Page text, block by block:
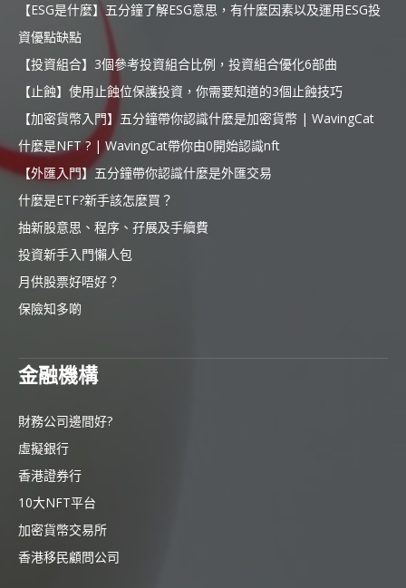
【ESG是什麼】五分鐘了解ESG意思，有什麼因素以及運用ESG投
資優點缺點
【投資組合】3個參考投資組合比例，投資組合優化6部曲
【止蝕】使用止蝕位保護投資，你需要知道的3個止蝕技巧
【加密貨幣入門】五分鐘帶你認識什麼是加密貨幣 | WavingCat
什麼是NFT ? | WavingCat帶你由0開始認識nft
【外匯入門】五分鐘帶你認識什麼是外匯交易
什麼是ETF?新手該怎麼買？
抽新股意思、程序、孖展及手續費
投資新手入門懶人包
月供股票好唔好？
保險知多啲
金融機構
財務公司邊間好?
虛擬銀行
香港證券行
10大NFT平台
加密貨幣交易所
香港移民顧問公司